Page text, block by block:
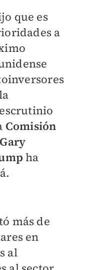
que es
a
Comisión
ha
más de
en
al